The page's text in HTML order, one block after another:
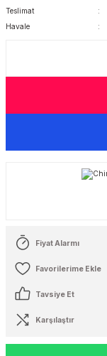
Teslimat
Havale
Fiyat Alarmı
Tavsiye Et
Karşılaştır